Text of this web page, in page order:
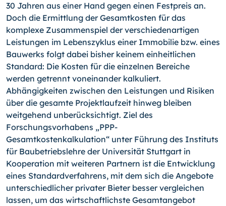
30 Jahren aus einer Hand gegen einen Festpreis an.
Doch die Ermittlung der Gesamtkosten für das
komplexe Zusammenspiel der verschiedenartigen
Leistungen im Lebenszyklus einer Immobilie bzw. eines
Bauwerks folgt dabei bisher keinem einheitlichen
Standard: Die Kosten für die einzelnen Bereiche
werden getrennt voneinander kalkuliert.
Abhängigkeiten zwischen den Leistungen und Risiken
über die gesamte Projektlaufzeit hinweg bleiben
weitgehend unberücksichtigt. Ziel des
Forschungsvorhabens „PPP-
Gesamtkostenkalkulation“ unter Führung des Instituts
für Baubetriebslehre der Universität Stuttgart in
Kooperation mit weiteren Partnern ist die Entwicklung
eines Standardverfahrens, mit dem sich die Angebote
unterschiedlicher privater Bieter besser vergleichen
lassen, um das wirtschaftlichste Gesamtangebot